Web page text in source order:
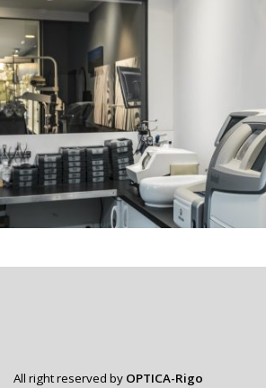
All right reserved by OPTICA-Rigo